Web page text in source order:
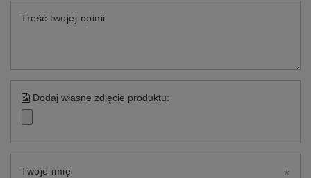
Treść twojej opinii
Dodaj własne zdjęcie produktu:
Twoje imię